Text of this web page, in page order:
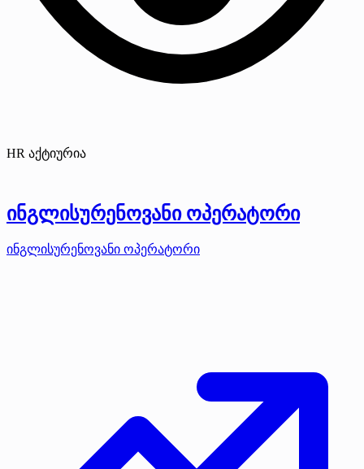
HR აქტიურია
ინგლისურენოვანი ოპერატორი
ინგლისურენოვანი ოპერატორი